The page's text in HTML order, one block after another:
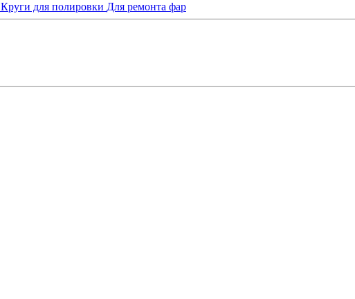
Круги для полировки Для ремонта фар